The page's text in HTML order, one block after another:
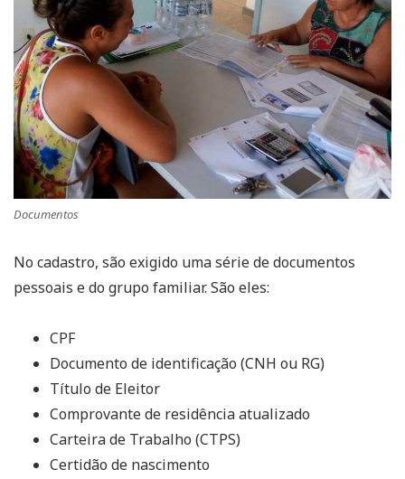
Documentos
No cadastro, são exigido uma série de documentos
pessoais e do grupo familiar. São eles:
CPF
Documento de identificação (CNH ou RG)
Título de Eleitor
Comprovante de residência atualizado
Carteira de Trabalho (CTPS)
Certidão de nascimento